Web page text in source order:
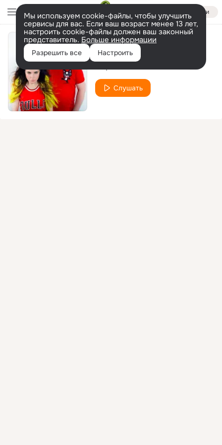
Войти
Мы используем cookie-файлы, чтобы улучшить
сервисы для вас. Если ваш возраст менее 13 лет,
настроить cookie-файлы должен ваш законный
представитель. Больше информации
Разрешить все Настроить
Иллюзия
Слушать